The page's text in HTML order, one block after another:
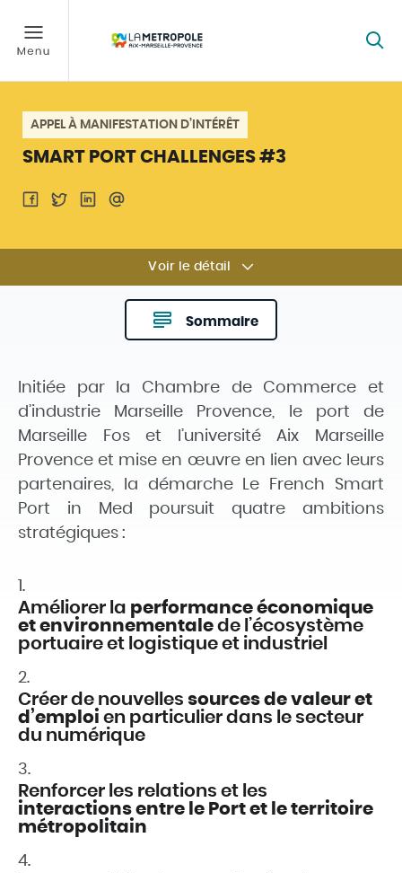
APPEL À MANIFESTATION D’INTÉRÊT
SMART PORT CHALLENGES #3
Voir le détail
Sommaire
Initiée par la Chambre de Commerce et
d’industrie Marseille Provence, le port de
Marseille Fos et l’université Aix Marseille
Provence et mise en œuvre en lien avec leurs
partenaires, la démarche Le French Smart
Port in Med poursuit quatre ambitions
stratégiques :
Améliorer la performance économique
et environnementale de l’écosystème
portuaire et logistique et industriel
Créer de nouvelles sources de valeur et
d’emploi en particulier dans le secteur
du numérique
Renforcer les relations et les
interactions entre le Port et le territoire
métropolitain